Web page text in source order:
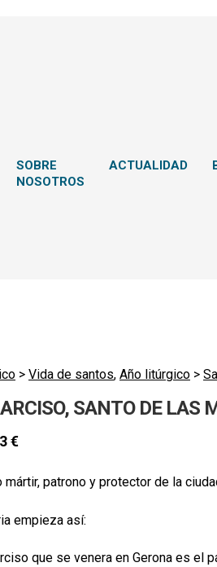
SOBRE
NOSOTROS
ACTUALIDAD
> Vida de santos, Año litúrgico >
SANTO DE LAS
€
mártir, patrono y protector de la
empieza así:
que se venera en Gerona es